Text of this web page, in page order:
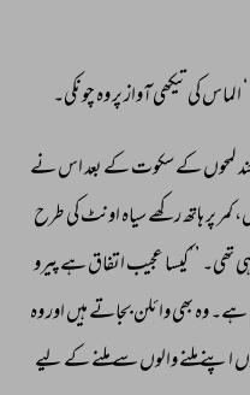
الماس کی تیکھی آواز پر وہ چونکی۔
لمحوں کے سکوت کے بعد اس نے
کمر پر ہاتھ رکھے سیاہ اونٹ کی طرح
تھی۔ ’’کیسا عجیب اتفاق ہے پیرو
ہے۔ وہ بھی وائلن بجاتے ہیں اور وہ
اپنے ملنے والوں سے ملنے کے لیے